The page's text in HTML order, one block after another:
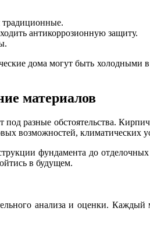
традиционные.
антикоррозионную защиту.
дома могут быть
материалов
разные обстоятельства.
возможностей, климатических
фундамента до
в будущем.
анализа и оценки.